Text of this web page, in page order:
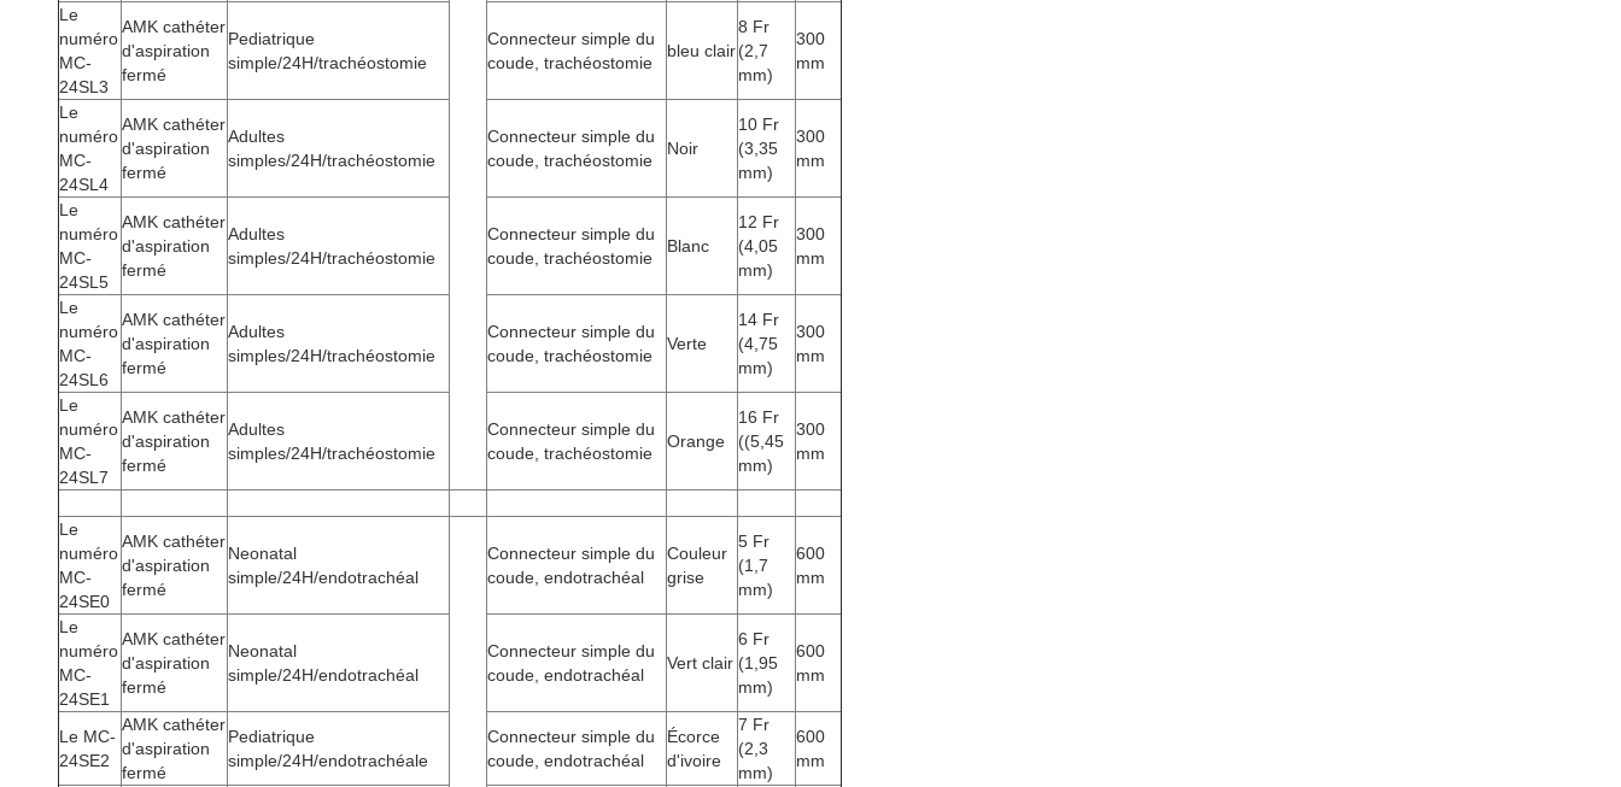
Le
numéro
MC-
24SL3
AMK cathéter
d'aspiration
fermé
Pediatrique
simple/24H/trachéostomie
Connecteur simple du
coude, trachéostomie
bleu clair
8 Fr
(2,7
mm)
300
mm
Le
numéro
MC-
24SL4
AMK cathéter
d'aspiration
fermé
Adultes
simples/24H/trachéostomie
Connecteur simple du
coude, trachéostomie
Noir
10 Fr
(3,35
mm)
300
mm
Le
numéro
MC-
24SL5
AMK cathéter
d'aspiration
fermé
Adultes
simples/24H/trachéostomie
Connecteur simple du
coude, trachéostomie
Blanc
12 Fr
(4,05
mm)
300
mm
Le
numéro
MC-
24SL6
AMK cathéter
d'aspiration
fermé
Adultes
simples/24H/trachéostomie
Connecteur simple du
coude, trachéostomie
Verte
14 Fr
(4,75
mm)
300
mm
Le
numéro
MC-
24SL7
AMK cathéter
d'aspiration
fermé
Adultes
simples/24H/trachéostomie
Connecteur simple du
coude, trachéostomie
Orange
16 Fr
((5,45
mm)
300
mm
Le
numéro
MC-
24SE0
AMK cathéter
d'aspiration
fermé
Neonatal
simple/24H/endotrachéal
Connecteur simple du
coude, endotrachéal
Couleur
grise
5 Fr
(1,7
mm)
600
mm
Le
numéro
MC-
24SE1
AMK cathéter
d'aspiration
fermé
Neonatal
simple/24H/endotrachéal
Connecteur simple du
coude, endotrachéal
Vert clair
6 Fr
(1,95
mm)
600
mm
Le MC-
24SE2
AMK cathéter
d'aspiration
fermé
Pediatrique
simple/24H/endotrachéale
Connecteur simple du
coude, endotrachéal
Écorce
d'ivoire
7 Fr
(2,3
mm)
600
mm